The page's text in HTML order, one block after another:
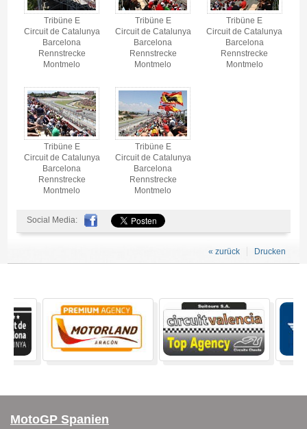
Tribüne E
Circuit de Catalunya
Barcelona
Rennstrecke
Montmelo
Tribüne E
Circuit de Catalunya
Barcelona
Rennstrecke
Montmelo
Tribüne E
Circuit de Catalunya
Barcelona
Rennstrecke
Montmelo
Tribüne E
Circuit de Catalunya
Barcelona
Rennstrecke
Montmelo
Tribüne E
Circuit de Catalunya
Barcelona
Rennstrecke
Montmelo
Social Media:
Drucken
« zurück
MotoGP Spanien